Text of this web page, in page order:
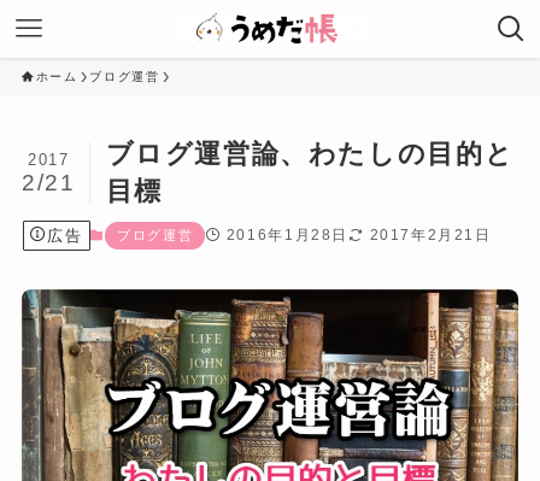
ホーム ブログ運営
ブログ運営論、わたしの目的と
目標
2017
2/21
広告 ブログ運営 2016年1月28日 2017年2月21日